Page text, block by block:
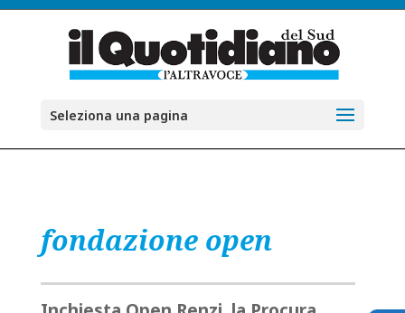
Seleziona una pagina
fondazione open